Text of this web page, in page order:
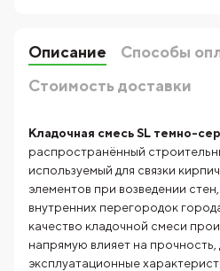
Описание
Способы
Стоимость доставки
Кладочная смесь SL темно-
распространённый
используемый для связки
элементов при возведении
внутренних перегородок
качество кладочной смеси
напрямую влияет на прочность,
эксплуатационные